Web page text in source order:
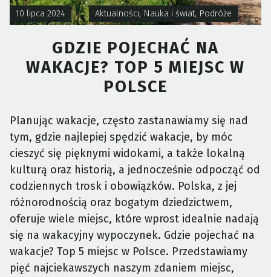
10 lipca 2024 Aktualności, Nauka i świat, Podróże
GDZIE POJECHAĆ NA
WAKACJE? TOP 5 MIEJSC W
POLSCE
Planując wakacje, często zastanawiamy się nad
tym, gdzie najlepiej spędzić wakacje, by móc
cieszyć się pięknymi widokami, a także lokalną
kulturą oraz historią, a jednocześnie odpocząć od
codziennych trosk i obowiązków. Polska, z jej
różnorodnością oraz bogatym dziedzictwem,
oferuje wiele miejsc, które wprost idealnie nadają
się na wakacyjny wypoczynek. Gdzie pojechać na
wakacje? Top 5 miejsc w Polsce. Przedstawiamy
pięć najciekawszych naszym zdaniem miejsc,